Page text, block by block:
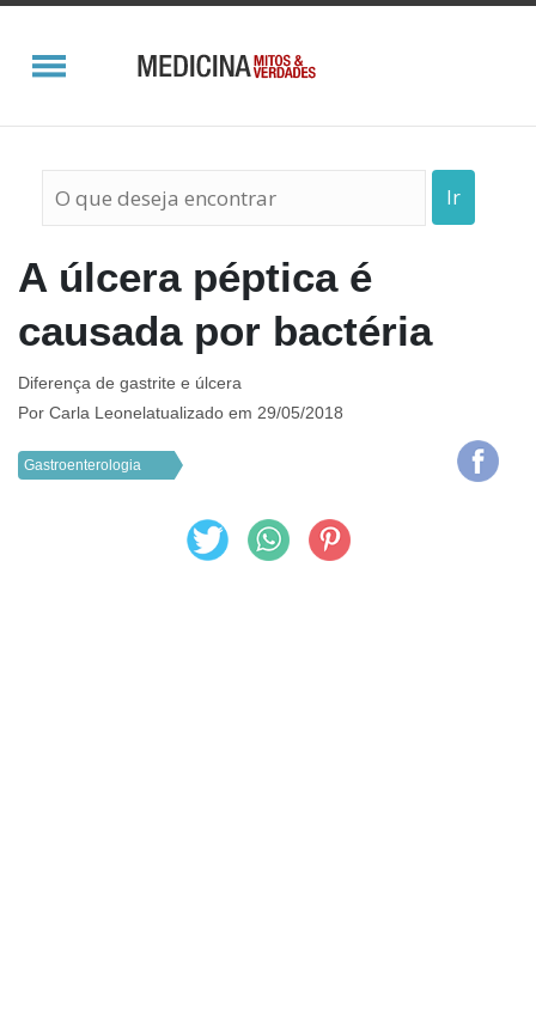
Ir
A úlcera péptica é
causada por bactéria
Diferença de gastrite e úlcera
Por Carla Leonelatualizado em 29/05/2018
Gastroenterologia